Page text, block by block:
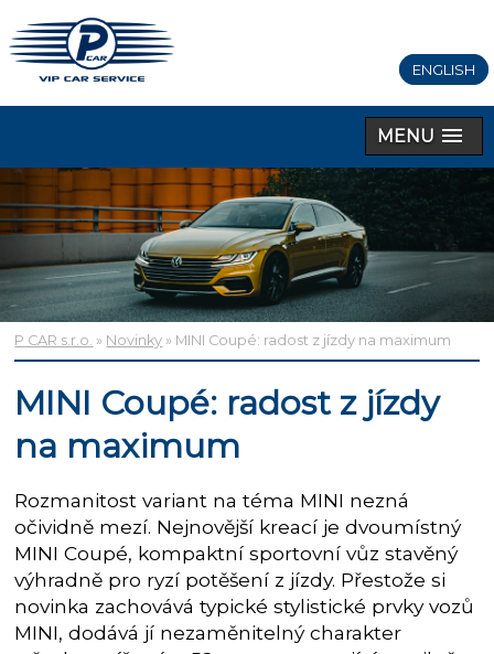
ENGLISH
MENU
P CAR s.r.o. » Novinky » MINI Coupé: radost z jízdy na maximum
MINI Coupé: radost z jízdy
na maximum
Rozmanitost variant na téma MINI nezná
očividně mezí. Nejnovější kreací je dvoumístný
MINI Coupé, kompaktní sportovní vůz stavěný
výhradně pro ryzí potěšení z jízdy. Přestože si
novinka zachovává typické stylistické prvky vozů
MINI, dodává jí nezaměnitelný charakter